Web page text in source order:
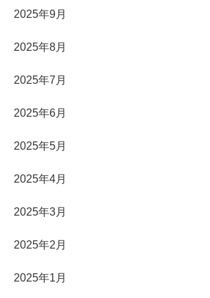
2025年9月
2025年8月
2025年7月
2025年6月
2025年5月
2025年4月
2025年3月
2025年2月
2025年1月